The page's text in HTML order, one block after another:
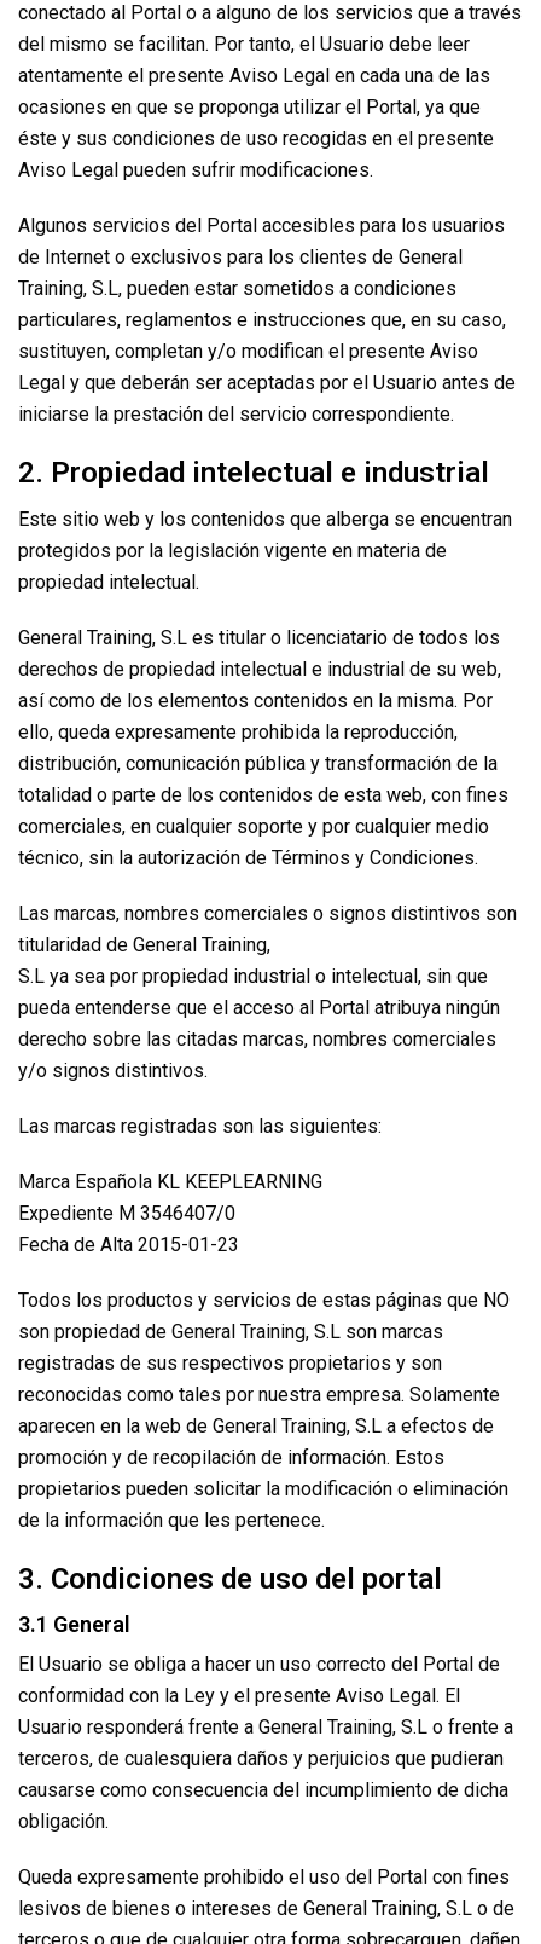
conectado al Portal o a alguno de los servicios que a través
del mismo se facilitan. Por tanto, el Usuario debe leer
atentamente el presente Aviso Legal en cada una de las
ocasiones en que se proponga utilizar el Portal, ya que
éste y sus condiciones de uso recogidas en el presente
Aviso Legal pueden sufrir modificaciones.
Algunos servicios del Portal accesibles para los usuarios
de Internet o exclusivos para los clientes de General
Training, S.L, pueden estar sometidos a condiciones
particulares, reglamentos e instrucciones que, en su caso,
sustituyen, completan y/o modifican el presente Aviso
Legal y que deberán ser aceptadas por el Usuario antes de
iniciarse la prestación del servicio correspondiente.
2. Propiedad intelectual e industrial
Este sitio web y los contenidos que alberga se encuentran
protegidos por la legislación vigente en materia de
propiedad intelectual.
General Training, S.L es titular o licenciatario de todos los
derechos de propiedad intelectual e industrial de su web,
así como de los elementos contenidos en la misma. Por
ello, queda expresamente prohibida la reproducción,
distribución, comunicación pública y transformación de la
totalidad o parte de los contenidos de esta web, con fines
comerciales, en cualquier soporte y por cualquier medio
técnico, sin la autorización de Términos y Condiciones.
Las marcas, nombres comerciales o signos distintivos son
titularidad de General Training,
S.L ya sea por propiedad industrial o intelectual, sin que
pueda entenderse que el acceso al Portal atribuya ningún
derecho sobre las citadas marcas, nombres comerciales
y/o signos distintivos.
Las marcas registradas son las siguientes:
Marca Española KL KEEPLEARNING
Expediente M 3546407/0
Fecha de Alta 2015-01-23
Todos los productos y servicios de estas páginas que NO
son propiedad de General Training, S.L son marcas
registradas de sus respectivos propietarios y son
reconocidas como tales por nuestra empresa. Solamente
aparecen en la web de General Training, S.L a efectos de
promoción y de recopilación de información. Estos
propietarios pueden solicitar la modificación o eliminación
de la información que les pertenece.
3. Condiciones de uso del portal
3.1 General
El Usuario se obliga a hacer un uso correcto del Portal de
conformidad con la Ley y el presente Aviso Legal. El
Usuario responderá frente a General Training, S.L o frente a
terceros, de cualesquiera daños y perjuicios que pudieran
causarse como consecuencia del incumplimiento de dicha
obligación.
Queda expresamente prohibido el uso del Portal con fines
lesivos de bienes o intereses de General Training, S.L o de